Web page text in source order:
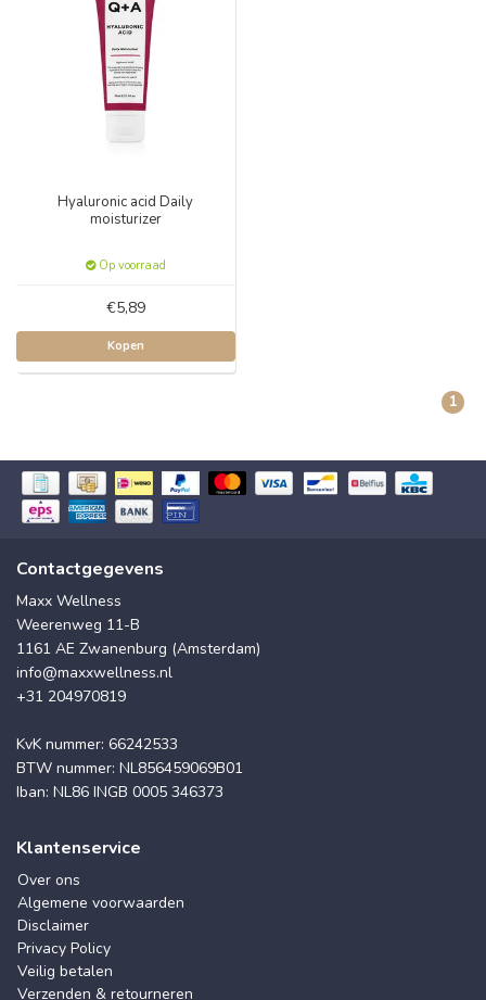
Hyaluronic acid Daily
moisturizer
Op voorraad
€5,89
Kopen
1
Contactgegevens
Maxx Wellness
Weerenweg 11-B
1161 AE Zwanenburg (Amsterdam)
info@maxxwellness.nl
+31 204970819
KvK nummer: 66242533
BTW nummer: NL856459069B01
Iban: NL86 INGB 0005 346373
Klantenservice
Over ons
Algemene voorwaarden
Disclaimer
Privacy Policy
Veilig betalen
Verzenden & retourneren